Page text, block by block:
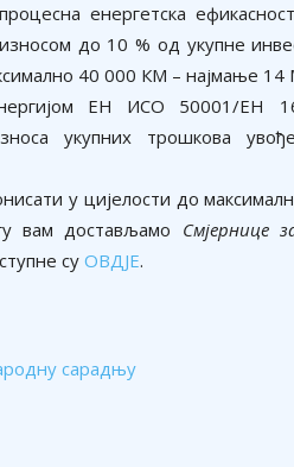
енергетска
до 10 % од укупне
40 000 КМ – најмање
ЕН ИСО 50001/ЕН
укупних трошкова
у цијелости до
вам достављамо Смјернице
су ОВДЈЕ.
сарадњу